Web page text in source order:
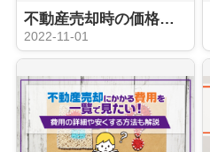
不動産売却時の価格はどう決まる？机上査定と訪問査定の特徴を解説
2022-11-01